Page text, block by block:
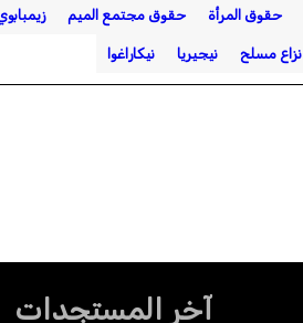
حقوق المرأة حقوق مجتمع الميم
نزاع مسلح نيجيريا نيكاراغوا
آخر المستجدات